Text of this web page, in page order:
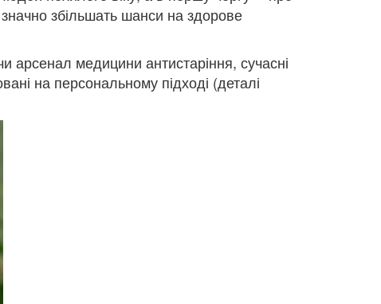
збільшать шанси на здорове
арсенал медицини антистаріння, сучасні
на персональному підході (деталі